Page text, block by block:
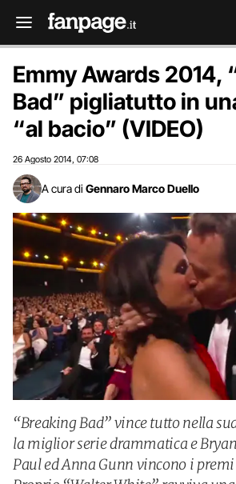
Emmy Awards 2014,
Bad” pigliatutto in
“al bacio” (VIDEO)
26 Agosto 2014 07:08
A cura di Gennaro Marco Duello
“Breaking Bad” vince tutto nella
la miglior serie drammatica e
Paul ed Anna Gunn vincono i